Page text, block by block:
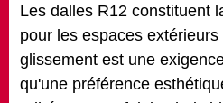
Les dalles R12 constituent
pour les espaces
glissement est une
qu'une préférence